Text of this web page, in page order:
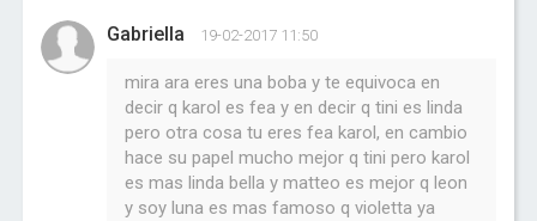
Gabriella 19-02-2017 11:50
mira ara eres una boba y te equivoca en
decir q karol es fea y en decir q tini es linda
pero otra cosa tu eres fea karol, en cambio
hace su papel mucho mejor q tini pero karol
es mas linda bella y matteo es mejor q leon
y soy luna es mas famoso q violetta ya